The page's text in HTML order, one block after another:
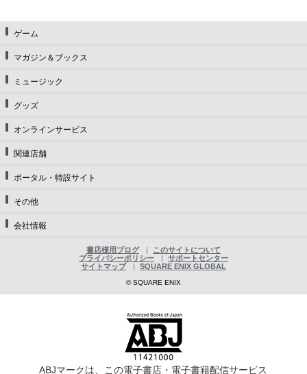
ゲーム
マガジン＆ブックス
ミュージック
グッズ
オンラインサービス
関連店舗
ポータル・特設サイト
その他
会社情報
書店様用ブログ
このサイトについて
プライバシーポリシー
サポートセンター
サイトマップ
SQUARE ENIX GLOBAL
© SQUARE ENIX
ABJマークは、この電子書店・電子書籍配信サービス